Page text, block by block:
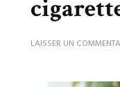
LAISSER UN